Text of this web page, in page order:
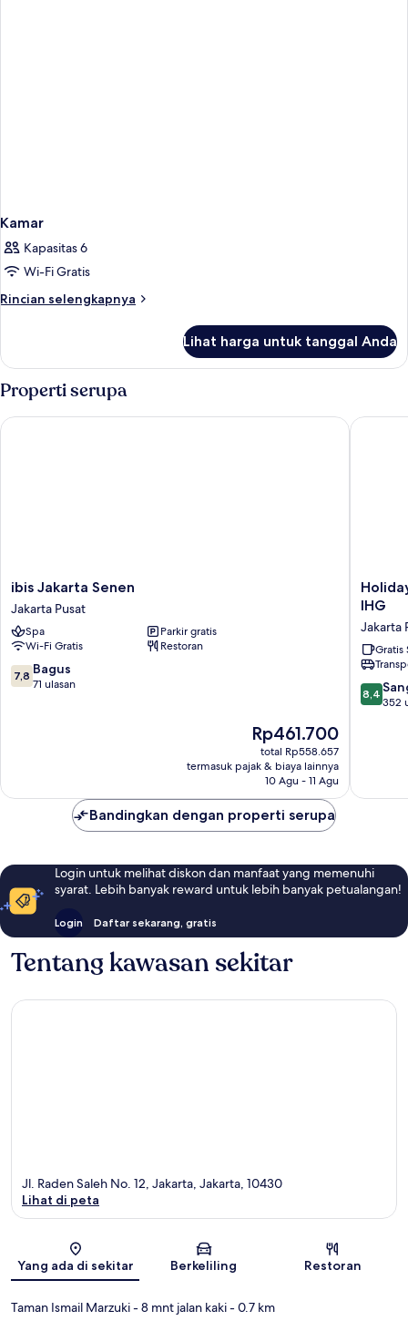
Kamar
Kapasitas 6
Wi-Fi Gratis
Rincian selengkapnya
Rincian
Kamar
Lihat harga untuk tanggal Anda
Properti serupa
ibis
Jakarta
Senen
Jakarta
Pusat
ibis Jakarta Senen
Jakarta Pusat
Spa
Parkir gratis
Wi-Fi Gratis
Restoran
7.8
dari
7,8 Bagus
71 ulasan
Harga
sekarang
Rp461.700
Rp461.700
total Rp558.657
termasuk pajak & biaya lainnya
10 Agu - 11 Agu
ibis Jakarta Senen
Holiday
Inn
Jakarta
Wahid
Hasyim
by
IHG
IHG
Jakarta
Gratis
8.4
dari
8,4
352
Holiday
Bandingkan dengan properti serupa
Login untuk melihat diskon dan manfaat yang memenuhi
syarat. Lebih banyak reward untuk lebih banyak petualangan!
Login Daftar sekarang, gratis
Tentang kawasan sekitar
Peta
Jl. Raden Saleh No. 12, Jakarta, Jakarta, 10430
Lihat di peta
Yang ada di sekitar Berkeliling Restoran
Taman Ismail Marzuki- 8 mnt jalan kaki- 0.7 km